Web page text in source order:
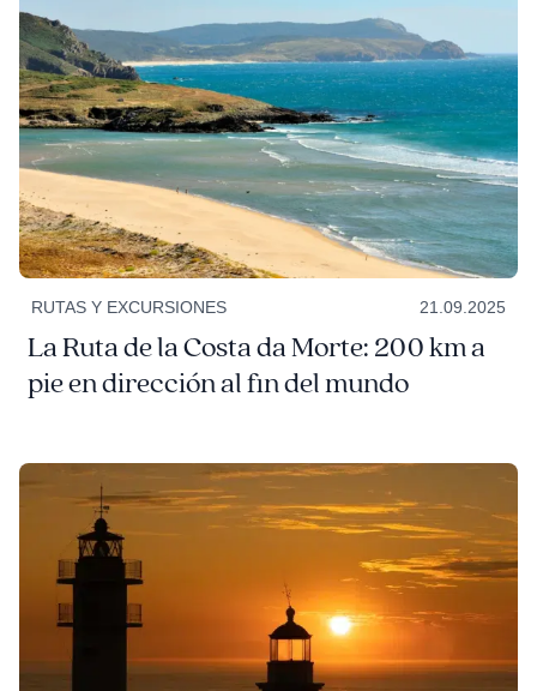
RUTAS Y EXCURSIONES 21.09.2025
La Ruta de la Costa da Morte: 200 km a
pie en dirección al fin del mundo